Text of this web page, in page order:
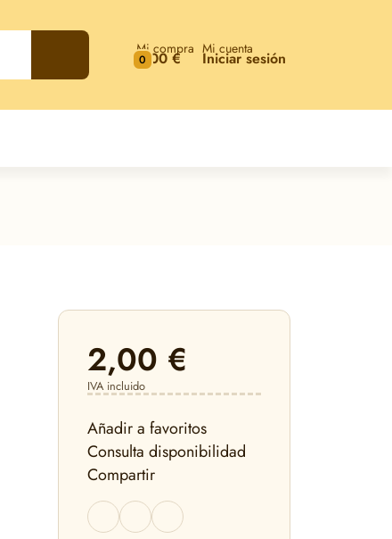
0
Mi compra
0,00 € Mi cuenta
Iniciar sesión
2,00 €
IVA incluido
Añadir a favoritos
Consulta disponibilidad
Compartir